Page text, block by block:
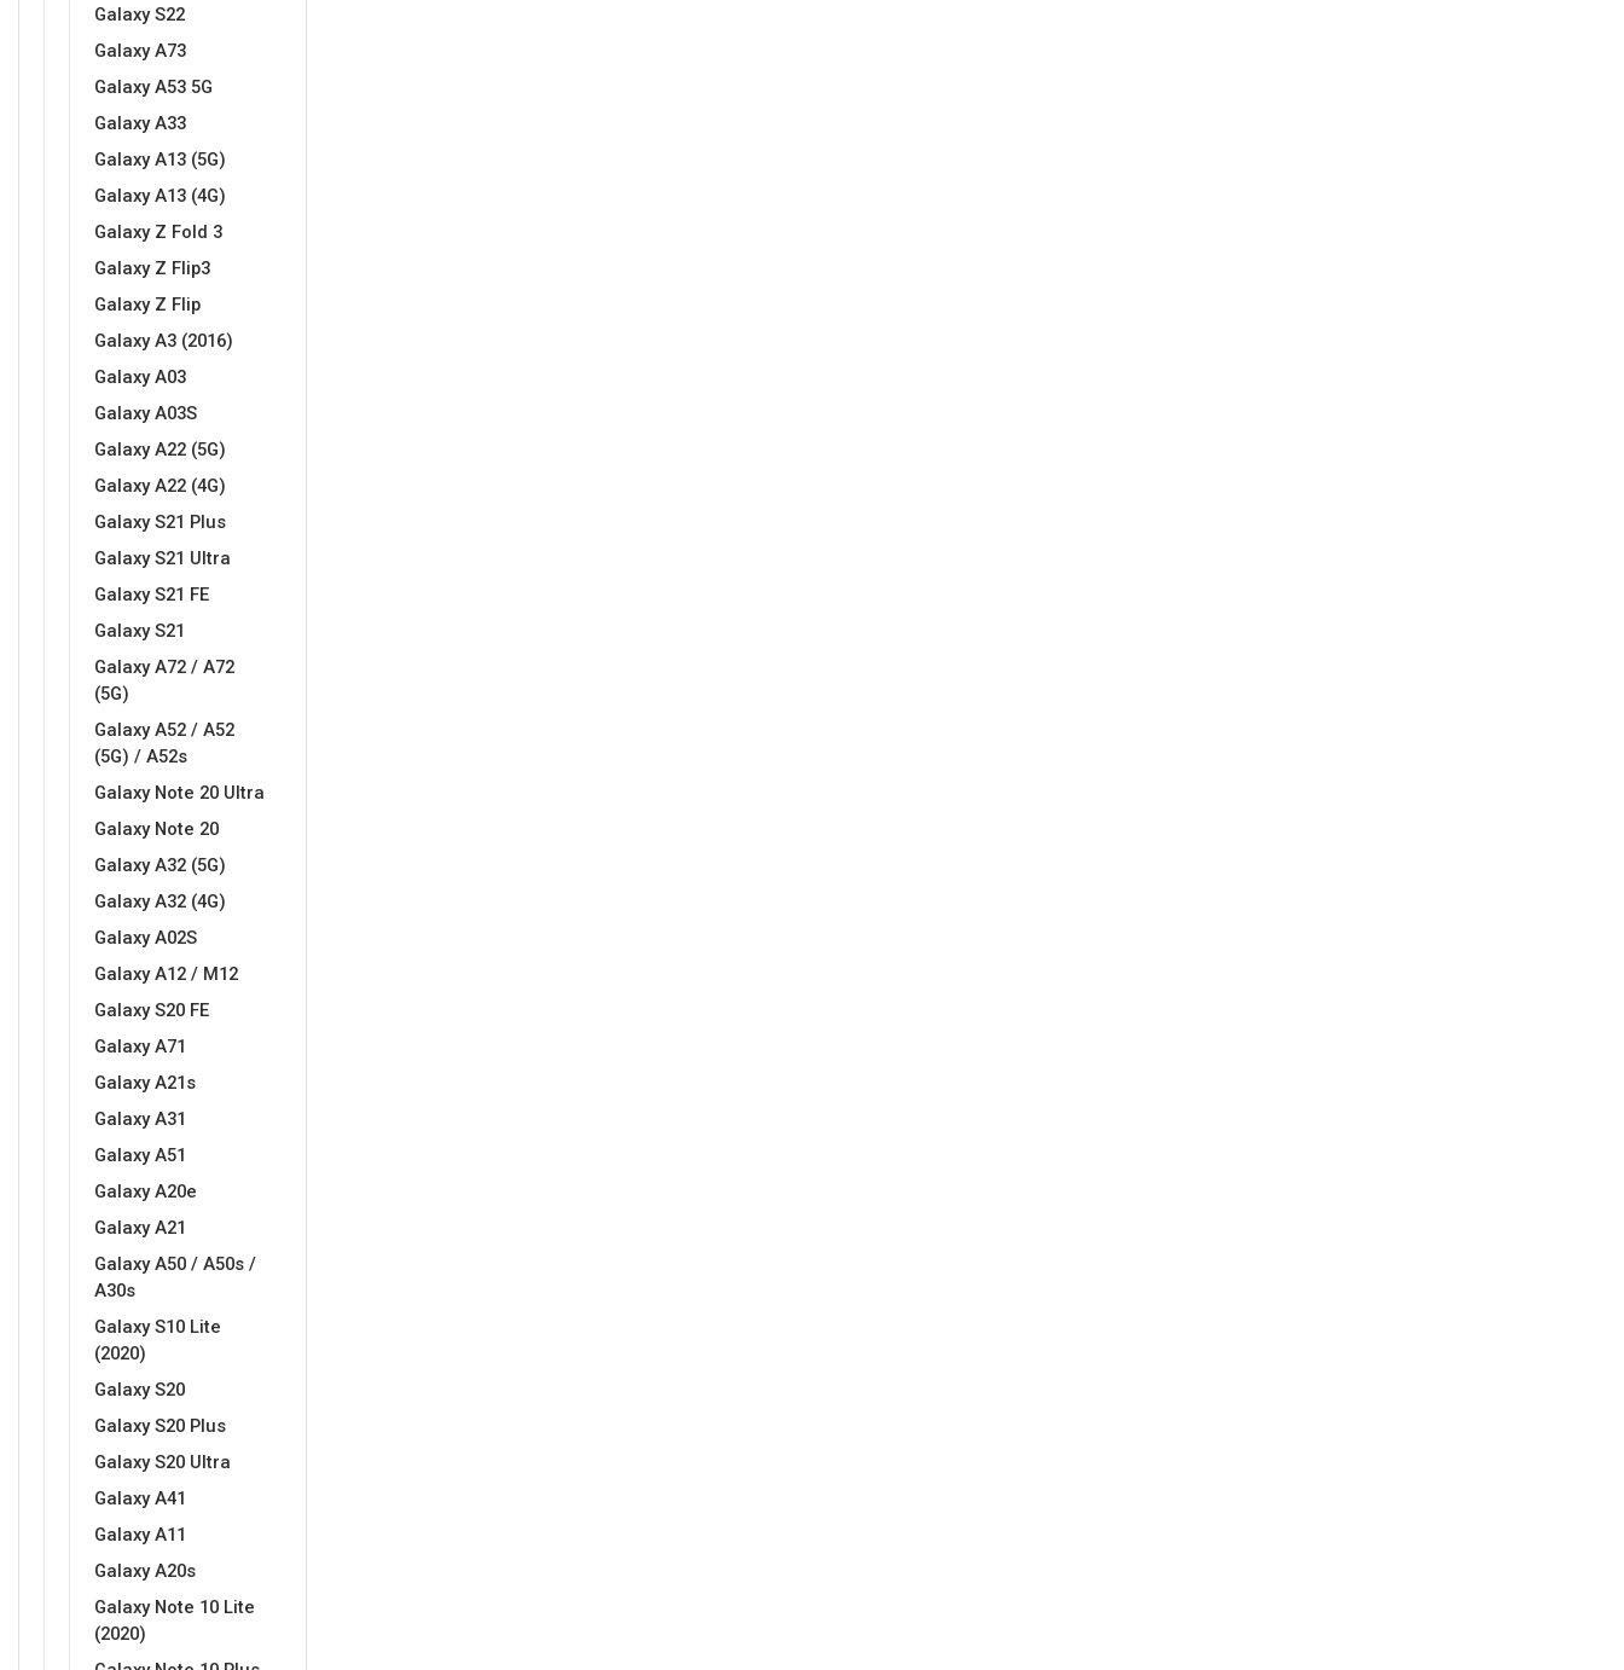
Galaxy S22
Galaxy A73
Galaxy A53 5G
Galaxy A33
Galaxy A13 (5G)
Galaxy A13 (4G)
Galaxy Z Fold 3
Galaxy Z Flip3
Galaxy Z Flip
Galaxy A3 (2016)
Galaxy A03
Galaxy A03S
Galaxy A22 (5G)
Galaxy A22 (4G)
Galaxy S21 Plus
Galaxy S21 Ultra
Galaxy S21 FE
Galaxy S21
Galaxy A72 / A72
(5G)
Galaxy A52 / A52
(5G) / A52s
Galaxy Note 20 Ultra
Galaxy Note 20
Galaxy A32 (5G)
Galaxy A32 (4G)
Galaxy A02S
Galaxy A12 / M12
Galaxy S20 FE
Galaxy A71
Galaxy A21s
Galaxy A31
Galaxy A51
Galaxy A20e
Galaxy A21
Galaxy A50 / A50s /
A30s
Galaxy S10 Lite
(2020)
Galaxy S20
Galaxy S20 Plus
Galaxy S20 Ultra
Galaxy A41
Galaxy A11
Galaxy A20s
Galaxy Note 10 Lite
(2020)
Za njega
Mandale / Cvjetni motivi
MarbleMania
Crtani filmovi
Obiteljski motivi